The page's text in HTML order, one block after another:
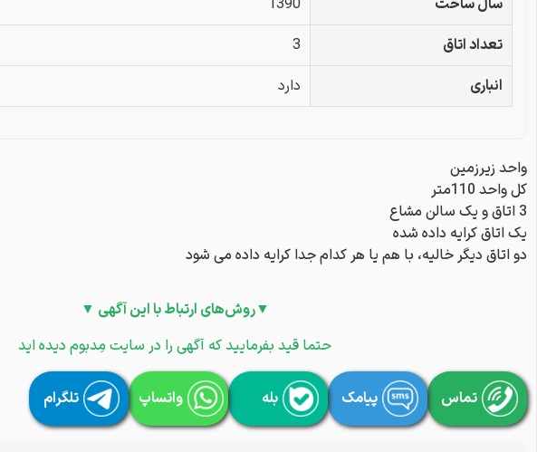
تعداد اتاق
3
انباری
دارد
واحد زیرزمین
کل واحد 110متر
3 اتاق و یک سالن مشاع
یک اتاق کرایه داده شده
دو اتاق دیگر خالیه، با هم یا هر کدام جدا کرایه داده می شود
▼روش‌های ارتباط با این آگهی ▼
حتما قید بفرمایید که آگهی را در سایت مِدبوم دیده اید
تماس پیامک بله واتساپ تلگرام